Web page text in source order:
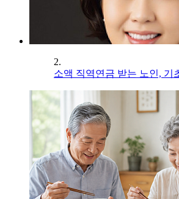
2.
소액 직역연금 받는 노인, 기